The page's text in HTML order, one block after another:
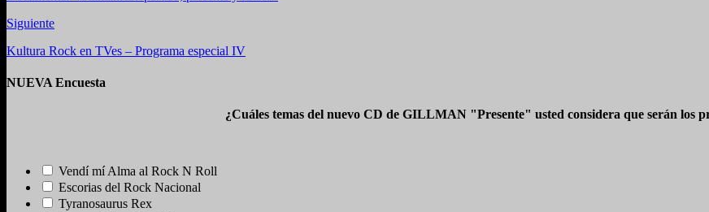
Siguiente
Kultura Rock en TVes – Programa especial IV
NUEVA Encuesta
¿Cuáles temas del nuevo CD de GILLMAN "Presente" usted considera que serán los
Vendí mí Alma al Rock N Roll
Escorias del Rock Nacional
Tyranosaurus Rex